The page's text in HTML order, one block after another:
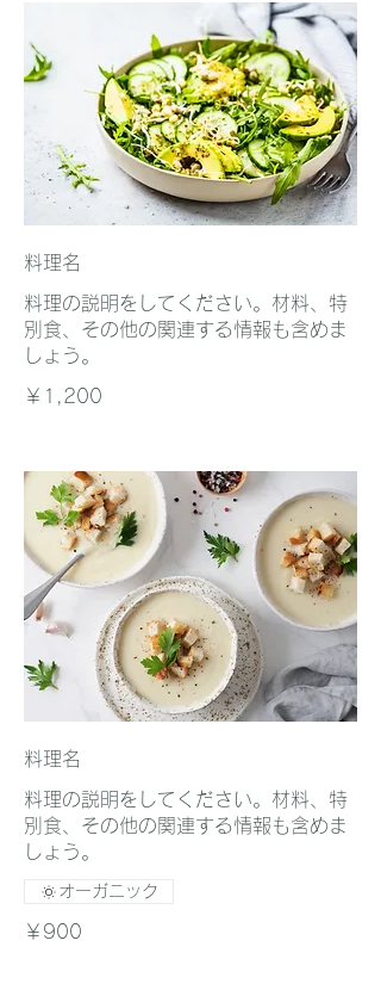
料理名
料理の説明をしてください。材料、特
別食、その他の関連する情報も含めま
しょう。
￥1,200
料理名
料理の説明をしてください。材料、特
別食、その他の関連する情報も含めま
しょう。
￥900
オーガニック